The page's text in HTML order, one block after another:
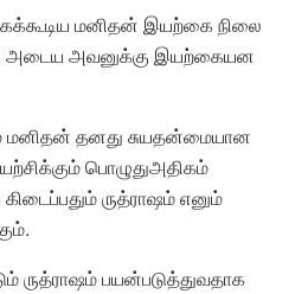
மனிதன் இயற்கை நிலை
அடைய அவனுக்கு இயற்கையன
தனது சுயதன்மையான
பொழுதுஅதிகம்
ருத்ராஷம் எனும்
ருத்ராஷம் பயன்படுத்துவதாக